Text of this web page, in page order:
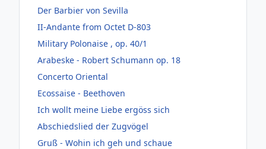
Der Barbier von Sevilla
II-Andante from Octet D-803
Military Polonaise , op. 40/1
Arabeske - Robert Schumann op. 18
Concerto Oriental
Ecossaise - Beethoven
Ich wollt meine Liebe ergöss sich
Abschiedslied der Zugvögel
Gruß - Wohin ich geh und schaue